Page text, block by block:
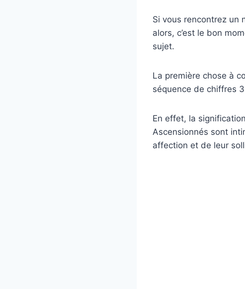
Si vous rencontrez un
alors, c’est le bon
sujet.
La première chose à
séquence de chiffres
En effet, la
Ascensionnés sont
affection et de leur